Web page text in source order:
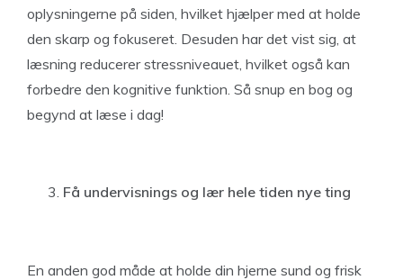
oplysningerne på siden, hvilket hjælper med at holde
den skarp og fokuseret. Desuden har det vist sig, at
læsning reducerer stressniveauet, hvilket også kan
forbedre den kognitive funktion. Så snup en bog og
begynd at læse i dag!
Få undervisnings og lær hele tiden nye ting
En anden god måde at holde din hjerne sund og frisk